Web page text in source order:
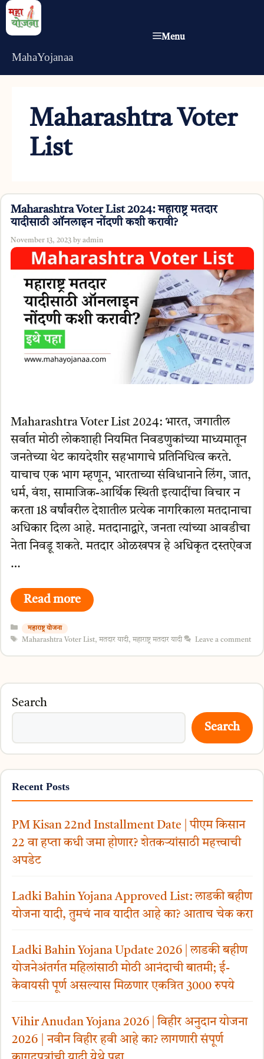
Skip
MahaYojanaa
Menu
Maharashtra Voter
List
Maharashtra Voter List 2024: महाराष्ट्र मतदार
यादीसाठी ऑनलाइन नोंदणी कशी करावी?
November 13, 2023 by admin
Maharashtra Voter List 2024: भारत, जगातील
सर्वात मोठी लोकशाही नियमित निवडणुकांच्या माध्यमातून
जनतेच्या थेट कायदेशीर सहभागाचे प्रतिनिधित्व करते.
याचाच एक भाग म्हणून, भारताच्या संविधानाने लिंग, जात,
धर्म, वंश, सामाजिक-आर्थिक स्थिती इत्यादींचा विचार न
करता 18 वर्षांवरील देशातील प्रत्येक नागरिकाला मतदानाचा
अधिकार दिला आहे. मतदानाद्वारे, जनता त्यांच्या आवडीचा
नेता निवडू शकते. मतदार ओळखपत्र हे अधिकृत दस्तऐवज
…
Read more
Categories
महाराष्ट्र योजना
Tags
Maharashtra Voter List, मतदार यादी, महाराष्ट्र मतदार यादी Leave a comment
Search
Search
Recent Posts
PM Kisan 22nd Installment Date | पीएम किसान
22 वा हप्ता कधी जमा होणार? शेतकऱ्यांसाठी महत्त्वाची
अपडेट
Ladki Bahin Yojana Approved List: लाडकी बहीण
योजना यादी, तुमचं नाव यादीत आहे का? आताच चेक करा
Ladki Bahin Yojana Update 2026 | लाडकी बहीण
योजनेअंतर्गत महिलांसाठी मोठी आनंदाची बातमी; ई-
केवायसी पूर्ण असल्यास मिळणार एकत्रित 3000 रुपये
Vihir Anudan Yojana 2026 | विहीर अनुदान योजना
2026 | नवीन विहीर हवी आहे का? लागणारी संपूर्ण